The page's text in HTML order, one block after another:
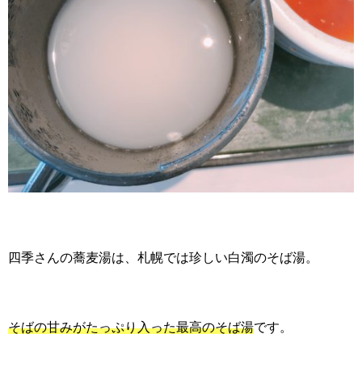
四季さんの蕎麦湯は、札幌では珍しい白濁のそば湯。
そばの甘みがたっぷり入った最高のそば湯です。